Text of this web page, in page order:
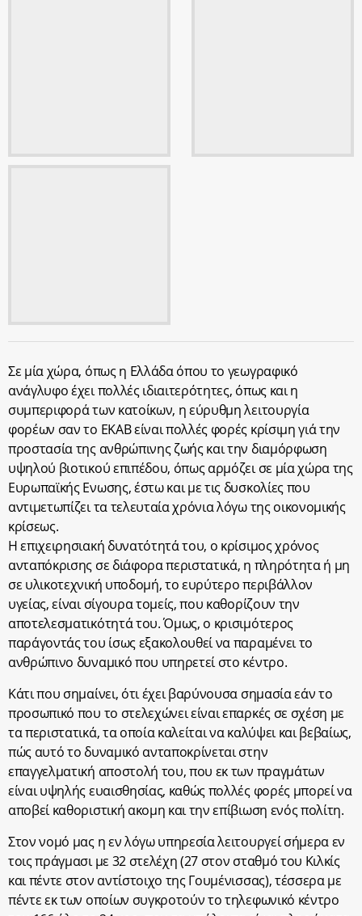
Σε μία χώρα, όπως η Ελλάδα όπου το γεωγραφικό
ανάγλυφο έχει πολλές ιδιαιτερότητες, όπως και η
συμπεριφορά των κατοίκων, η εύρυθμη λειτουργία
φορέων σαν το ΕΚΑΒ είναι πολλές φορές κρίσιμη γιά την
προστασία της ανθρώπινης ζωής και την διαμόρφωση
υψηλού βιοτικού επιπέδου, όπως αρμόζει σε μία χώρα της
Ευρωπαϊκής Ενωσης, έστω και με τις δυσκολίες που
αντιμετωπίζει τα τελευταία χρόνια λόγω της οικονομικής
κρίσεως.
Η επιχειρησιακή δυνατότητά του, ο κρίσιμος χρόνος
ανταπόκρισης σε διάφορα περιστατικά, η πληρότητα ή μη
σε υλικοτεχνική υποδομή, το ευρύτερο περιβάλλον
υγείας, είναι σίγουρα τομείς, που καθορίζουν την
αποτελεσματικότητά του. Όμως, ο κρισιμότερος
παράγοντάς του ίσως εξακολουθεί να παραμένει το
ανθρώπινο δυναμικό που υπηρετεί στο κέντρο.
Κάτι που σημαίνει, ότι έχει βαρύνουσα σημασία εάν το
προσωπικό που το στελεχώνει είναι επαρκές σε σχέση με
τα περιστατικά, τα οποία καλείται να καλύψει και βεβαίως,
πώς αυτό το δυναμικό ανταποκρίνεται στην
επαγγελματική αποστολή του, που εκ των πραγμάτων
είναι υψηλής ευαισθησίας, καθώς πολλές φορές μπορεί να
αποβεί καθοριστική ακομη και την επίβιωση ενός πολίτη.
Στον νομό μας η εν λόγω υπηρεσία λειτουργεί σήμερα εν
τοις πράγμασι με 32 στελέχη (27 στον σταθμό του Κιλκίς
και πέντε στον αντίστοιχο της Γουμένισσας), τέσσερα με
πέντε εκ των οποίων συγκροτούν το τηλεφωνικό κέντρο